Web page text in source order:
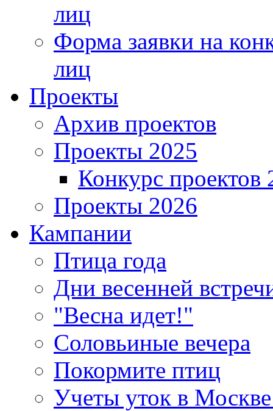
лиц
Форма заявки на
лиц
Проекты
Архив проектов
Проекты 2025
Конкурс проектов
Проекты 2026
Кампании
Птица года
Дни весенней
"Весна идет!"
Соловьиные вечера
Покормите птиц
Учеты уток в